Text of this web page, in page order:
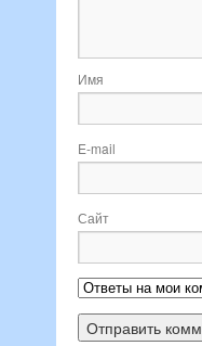
Имя
E-mail
Сайт